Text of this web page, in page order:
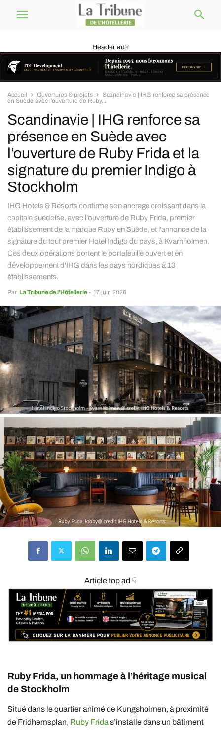
Header ad☟
Accueil Ouvertures & projets
Scandinavie | IHG renforce sa présence
en Suède avec l’ouverture de Ruby...
Scandinavie | IHG renforce sa
présence en Suède avec
l’ouverture de Ruby Frida et la
signature du premier Indigo à
Stockholm
IHG Hotels & Resorts confirme son ancrage croissant dans la
capitale suédoise, avec l'ouverture de Ruby Frida, premier
établissement de la marque Ruby en Suède, et l'annonce de la
signature du tout premier Hotel Indigo du pays, à Kvarnholmen.
Ces deux opérations portent le portefeuille ouvert et en
développement d'IHG dans les pays nordiques à 13
établissements.
Par La Tribune de l’Hôtellerie - 17 juin 2026
Article top ad ☟
Ruby Frida, un hommage à l’héritage musical
de Stockholm
Situé dans le quartier animé de Kungsholmen, à proximité
de Fridhemsplan, Ruby Frida s’installe dans un bâtiment